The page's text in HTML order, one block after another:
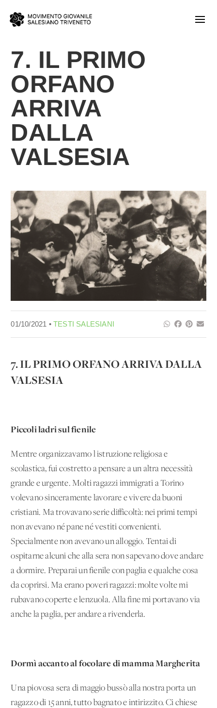
7. IL PRIMO
ORFANO
ARRIVA
DALLA
VALSESIA
01/10/2021 •TESTI SALESIANI
7. IL PRIMO ORFANO ARRIVA DALLA
VALSESIA
Piccoli ladri sul fienile
Mentre organizzavamo l'istruzione religiosa e
scolastica, fui costretto a pensare a un'altra necessità
grande e urgente. Molti ragazzi immigrati a Torino
volevano sinceramente lavorare e vivere da buoni
cristiani. Ma trovavano serie difficoltà: nei primi tempi
non avevano né pane né vestiti convenienti.
Specialmente non avevano un alloggio. Tentai di
ospitarne alcuni che alla sera non sapevano dove andare
a dormire. Preparai un fienile con paglia e qualche cosa
da coprirsi. Ma erano poveri ragazzi: molte volte mi
rubavano coperte e lenzuola. Alla fine mi portavano via
anche la paglia, per andare a rivenderla.
Dormì accanto al focolare di mamma Margherita
Una piovosa sera di maggio bussò alla nostra porta un
ragazzo di 15 anni, tutto bagnato e intirizzito. Ci chiese